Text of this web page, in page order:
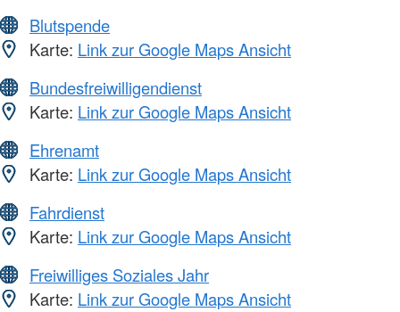
Blutspende
Karte: Link zur Google Maps Ansicht
Bundesfreiwilligendienst
Karte: Link zur Google Maps Ansicht
Ehrenamt
Karte: Link zur Google Maps Ansicht
Fahrdienst
Karte: Link zur Google Maps Ansicht
Freiwilliges Soziales Jahr
Karte: Link zur Google Maps Ansicht